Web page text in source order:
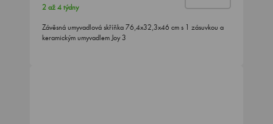
2 až 4 týdny
Závěsná umyvadlová skříňka 76,4x32,3x46 cm s 1 zásuvkou a
keramickým umyvadlem Joy 3